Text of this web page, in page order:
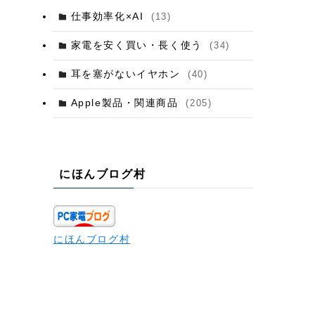
仕事効率化×AI (13)
家電を安く買い・長く使う (34)
耳を塞がないイヤホン (40)
Apple製品・関連商品 (205)
にほんブログ村
にほんブログ村